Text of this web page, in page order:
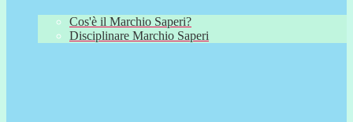
Cos'è il Marchio Saperi?
Disciplinare Marchio Saperi